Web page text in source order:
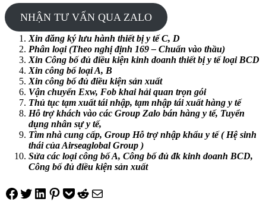
NHẬN TƯ VẤN QUA ZALO
Xin đăng ký lưu hành thiết bị y tế C, D
Phân loại (Theo nghị định 169 – Chuẩn vào thầu)
Xin Công bố đủ điều kiện kinh doanh thiết bị y tế loại BCD
Xin công bố loại A, B
Xin công bố đủ điều kiện sản xuất
Vận chuyển Exw, Fob khai hải quan trọn gói
Thủ tục tạm xuất tái nhập, tạm nhập tái xuất hàng y tế
Hỗ trợ khách vào các Group Zalo bán hàng y tế, Tuyển
dụng nhân sự y tế,
Tìm nhà cung cấp, Group Hỗ trợ nhập khẩu y tế ( Hệ sinh
thái của Airseaglobal Group )
Sửa các loại công bố A, Công bố đủ đk kinh doanh BCD,
Công bố đủ điều kiện sản xuất
Share on Facebook
Tweet on Twitter
Share on LinkedIn
Pin on Pinterest
Save to pocket
Share on Reddit
Share via Email